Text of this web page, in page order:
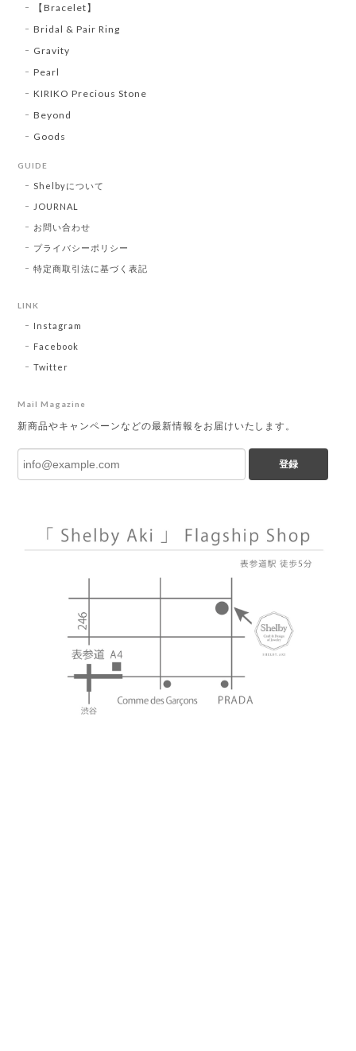
【Bracelet】
Bridal & Pair Ring
Gravity
Pearl
KIRIKO Precious Stone
Beyond
Goods
GUIDE
Shelbyについて
JOURNAL
お問い合わせ
プライバシーポリシー
特定商取引法に基づく表記
LINK
Instagram
Facebook
Twitter
Mail Magazine
新商品やキャンペーンなどの最新情報をお届けいたします。
登録